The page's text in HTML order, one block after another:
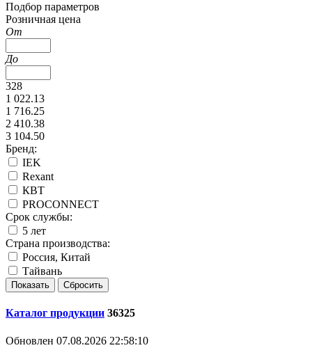
Подбор параметров
Розничная цена
От
До
328
1 022.13
1 716.25
2 410.38
3 104.50
Бренд:
IEK
Rexant
КВТ
PROCONNECT
Срок службы:
5 лет
Страна производства:
Россия, Китай
Тайвань
Каталог продукции 36325
Обновлен 07.08.2026 22:58:10